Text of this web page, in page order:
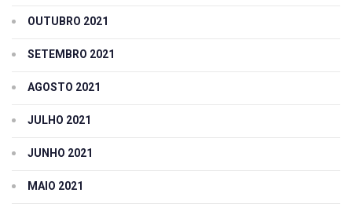
OUTUBRO 2021
SETEMBRO 2021
AGOSTO 2021
JULHO 2021
JUNHO 2021
MAIO 2021